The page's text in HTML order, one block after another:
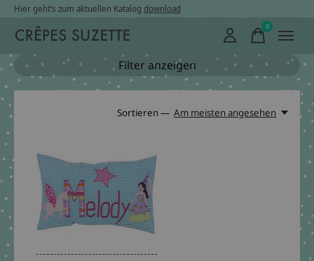
Hier geht’s zum aktuellen Katalog download
0items
Filter anzeigen
Sortieren — Am meisten angesehen